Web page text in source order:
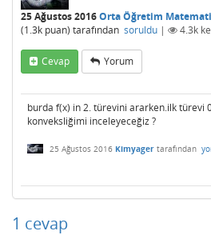
25 Ağustos 2016Orta Öğretim
(1.3k puan) tarafından soruldu | 4.3k
Cevap Yorum
burda f(x) in 2. türevini ararken.ilk türevi
konveksliğimi inceleyeceğiz ?
25 Ağustos 2016 Kimyager tarafından
1 cevap